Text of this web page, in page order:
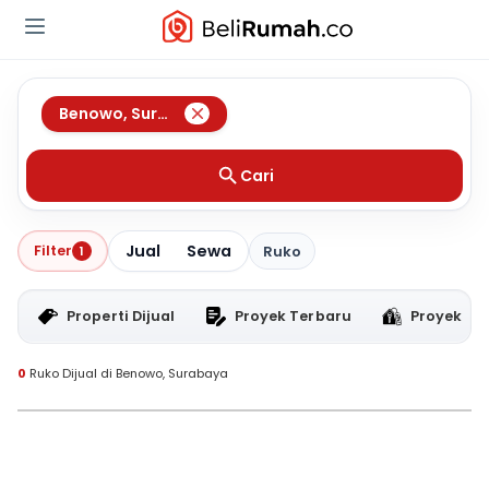
Benowo, Surabaya
Cari
Filter 1 Jual Sewa Ruko
Properti Dijual Proyek Terbaru Proyek
0 Ruko Dijual di Benowo, Surabaya